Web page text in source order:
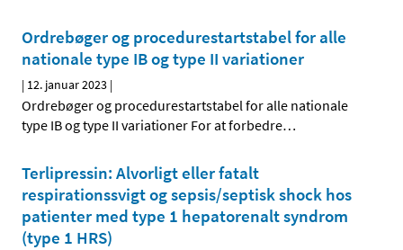
Ordrebøger og procedurestartstabel for alle
nationale type IB og type II variationer
| 12. januar 2023 |
Ordrebøger og procedurestartstabel for alle nationale
type IB og type II variationer For at forbedre…
Terlipressin: Alvorligt eller fatalt
respirationssvigt og sepsis/septisk shock hos
patienter med type 1 hepatorenalt syndrom
(type 1 HRS)